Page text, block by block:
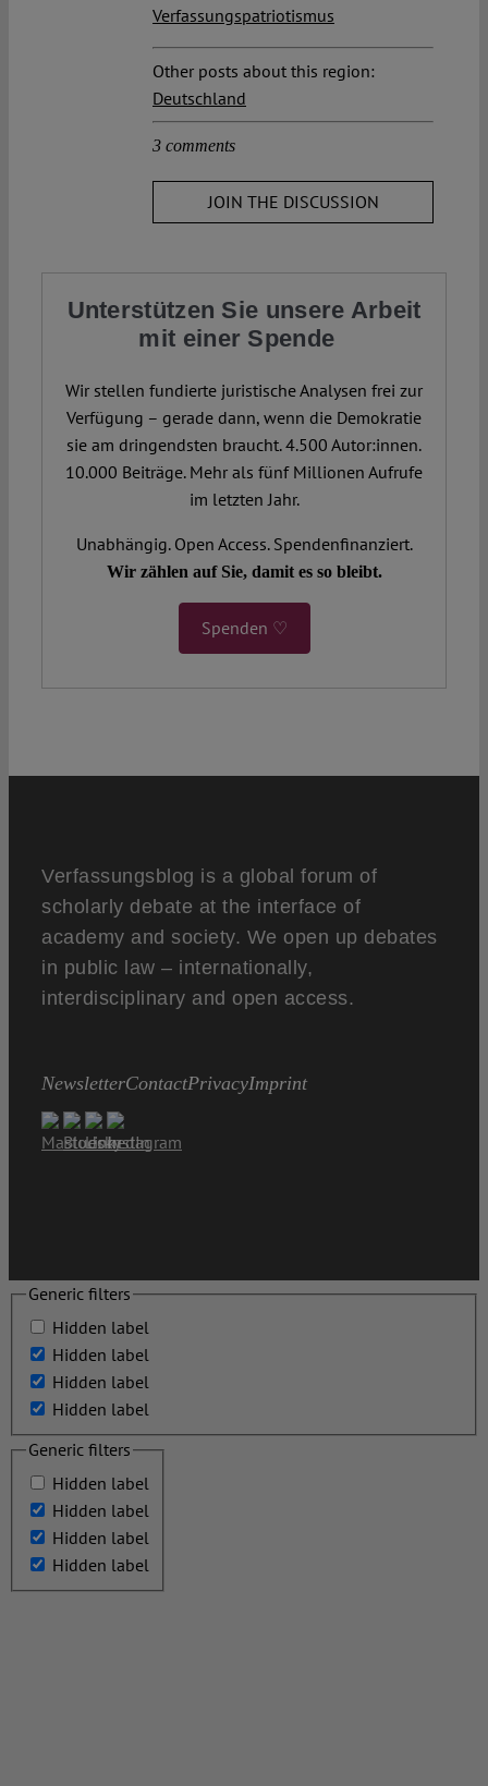
Verfassungspatriotismus
Other posts about this region:
Deutschland
3 comments
JOIN THE DISCUSSION
Unterstützen Sie unsere Arbeit
mit einer Spende
Wir stellen fundierte juristische Analysen frei zur
Verfügung – gerade dann, wenn die Demokratie
sie am dringendsten braucht. 4.500 Autor:innen.
10.000 Beiträge. Mehr als fünf Millionen Aufrufe
im letzten Jahr.
Unabhängig. Open Access. Spendenfinanziert.
Wir zählen auf Sie, damit es so bleibt.
Spenden ♡
Verfassungsblog is a global forum of
scholarly debate at the interface of
academy and society. We open up debates
in public law – internationally,
interdisciplinary and open access.
NewsletterContactPrivacyImprint
Generic filters
Hidden label
Hidden label
Hidden label
Hidden label
Generic filters
Hidden label
Hidden label
Hidden label
Hidden label